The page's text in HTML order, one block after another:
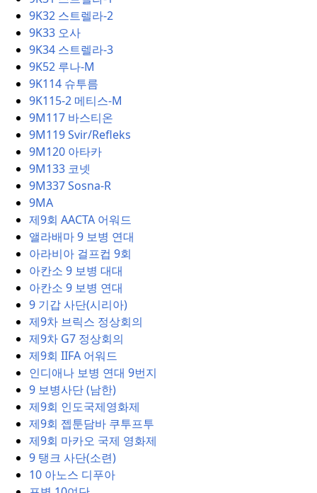
9K32 스트렐라-2
9K33 오사
9K34 스트렐라-3
9K52 루나-M
9K114 슈투름
9K115-2 메티스-M
9M117 바스티온
9M119 Svir/Refleks
9M120 아타카
9M133 코넷
9M337 Sosna-R
9MA
제9회 AACTA 어워드
앨라배마 9 보병 연대
아라비아 걸프컵 9회
아칸소 9 보병 대대
아칸소 9 보병 연대
9 기갑 사단(시리아)
제9차 브릭스 정상회의
제9차 G7 정상회의
제9회 IIFA 어워드
인디애나 보병 연대 9번지
9 보병사단 (남한)
제9회 인도국제영화제
제9회 젭툰담바 쿠투프투
제9회 마카오 국제 영화제
9 탱크 사단(소련)
10 아노스 디푸아